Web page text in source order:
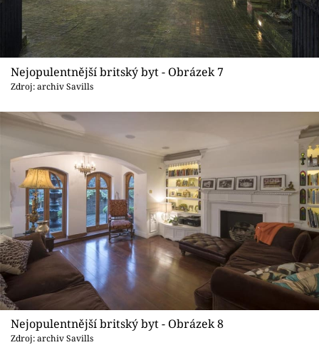
Nejopulentnější britský byt - Obrázek 7
Zdroj: archiv Savills
Nejopulentnější britský byt - Obrázek 8
Zdroj: archiv Savills